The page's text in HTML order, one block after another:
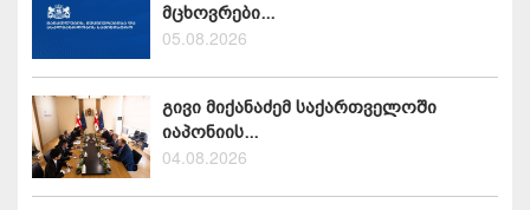
მცხოვრები...
05.08.2026
გივი მიქანაძემ საქართველოში
იაპონიის...
04.08.2026